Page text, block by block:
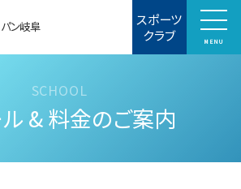
ン岐阜 スポーツ
クラブ MENU
& 料金のご案内